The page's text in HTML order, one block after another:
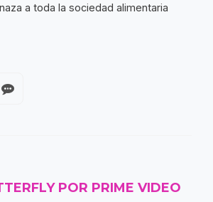
a toda la sociedad alimentaria
POR PRIME VIDEO